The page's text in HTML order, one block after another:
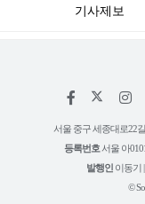
기사제보
페
스
인
타
램
서울 중구 세종대로22
등록번호 서울 아
발행인 이동기 |
©